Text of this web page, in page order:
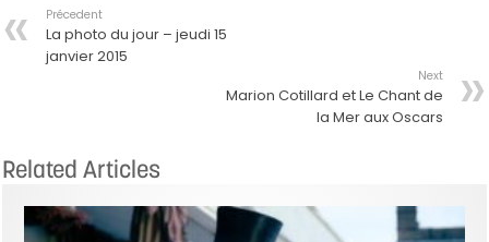
Précedent
La photo du jour – jeudi 15
janvier 2015
Next
Marion Cotillard et Le Chant de
la Mer aux Oscars
Related Articles